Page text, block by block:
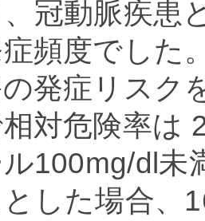
冠動脈疾患
頻度でした
発症リスク
相対危険率
ル100mg/dl未
した場合、